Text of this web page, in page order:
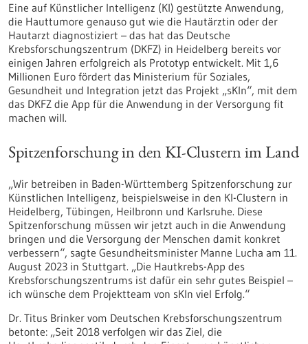
Eine auf Künstlicher Intelligenz (KI) gestützte Anwendung,
die Hauttumore genauso gut wie die Hautärztin oder der
Hautarzt diagnostiziert – das hat das Deutsche
Krebsforschungszentrum (DKFZ) in Heidelberg bereits vor
einigen Jahren erfolgreich als Prototyp entwickelt. Mit 1,6
Millionen Euro fördert das Ministerium für Soziales,
Gesundheit und Integration jetzt das Projekt „sKIn“, mit dem
das DKFZ die App für die Anwendung in der Versorgung fit
machen will.
Spitzenforschung in den KI-Clustern im Land
„Wir betreiben in Baden-Württemberg Spitzenforschung zur
Künstlichen Intelligenz, beispielsweise in den KI-Clustern in
Heidelberg, Tübingen, Heilbronn und Karlsruhe. Diese
Spitzenforschung müssen wir jetzt auch in die Anwendung
bringen und die Versorgung der Menschen damit konkret
verbessern“, sagte Gesundheitsminister Manne Lucha am 11.
August 2023 in Stuttgart. „Die Hautkrebs-App des
Krebsforschungszentrums ist dafür ein sehr gutes Beispiel –
ich wünsche dem Projektteam von sKIn viel Erfolg.“
Dr. Titus Brinker vom Deutschen Krebsforschungszentrum
betonte: „Seit 2018 verfolgen wir das Ziel, die